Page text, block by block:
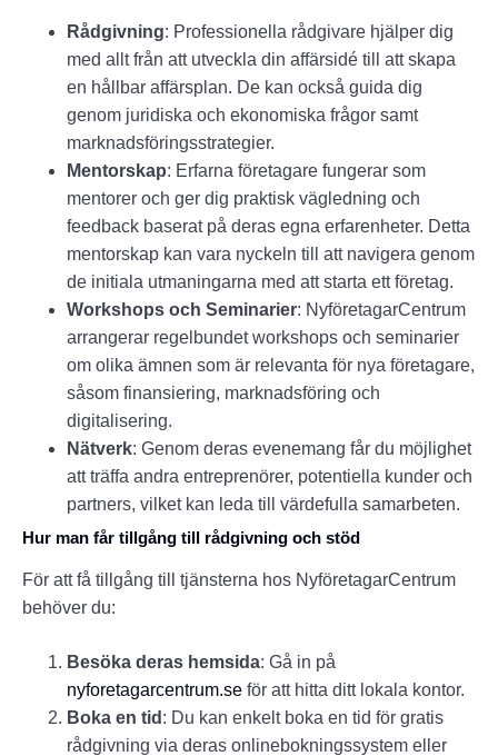
Rådgivning: Professionella rådgivare hjälper dig
med allt från att utveckla din affärsidé till att skapa
en hållbar affärsplan. De kan också guida dig
genom juridiska och ekonomiska frågor samt
marknadsföringsstrategier.
Mentorskap: Erfarna företagare fungerar som
mentorer och ger dig praktisk vägledning och
feedback baserat på deras egna erfarenheter. Detta
mentorskap kan vara nyckeln till att navigera genom
de initiala utmaningarna med att starta ett företag.
Workshops och Seminarier: NyföretagarCentrum
arrangerar regelbundet workshops och seminarier
om olika ämnen som är relevanta för nya företagare,
såsom finansiering, marknadsföring och
digitalisering.
Nätverk: Genom deras evenemang får du möjlighet
att träffa andra entreprenörer, potentiella kunder och
partners, vilket kan leda till värdefulla samarbeten.
Hur man får tillgång till rådgivning och stöd
För att få tillgång till tjänsterna hos NyföretagarCentrum
behöver du:
Besöka deras hemsida: Gå in på
nyforetagarcentrum.se för att hitta ditt lokala kontor.
Boka en tid : Du kan enkelt boka en tid för gratis
rådgivning via deras onlinebokningssystem eller